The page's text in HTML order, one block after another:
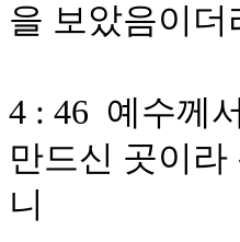
을 보았음이더
4 : 46 예수께
만드신 곳이
니